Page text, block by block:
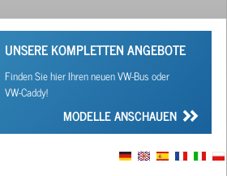
UNSERE KOMPLETTEN ANGEBOTE
Finden Sie hier Ihren neuen VW-Bus oder
VW-Caddy!
MODELLE ANSCHAUEN